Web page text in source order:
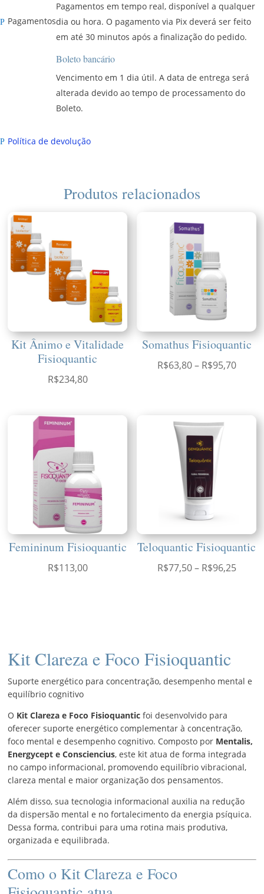
P Pagamentos
Pagamentos em tempo real, disponível a qualquer
dia ou hora. O pagamento via Pix deverá ser feito
em até 30 minutos após a finalização do pedido.
Boleto bancário
Vencimento em 1 dia útil. A data de entrega será
alterada devido ao tempo de processamento do
Boleto.
P Política de devolução
Produtos relacionados
Kit Ânimo e Vitalidade
Fisioquantic
R$234,80
Somathus Fisioquantic
R$63,80 – R$95,70Faixa
Femininum Fisioquantic
R$113,00
Teloquantic Fisioquantic
R$77,50 – R$96,25Faixa
Kit Clareza e Foco Fisioquantic
Suporte energético para concentração, desempenho mental e
equilíbrio cognitivo
O Kit Clareza e Foco Fisioquantic foi desenvolvido para
oferecer suporte energético complementar à concentração,
foco mental e desempenho cognitivo. Composto por Mentalis,
Energycept e Consciencius, este kit atua de forma integrada
no campo informacional, promovendo equilíbrio vibracional,
clareza mental e maior organização dos pensamentos.
Além disso, sua tecnologia informacional auxilia na redução
da dispersão mental e no fortalecimento da energia psíquica.
Dessa forma, contribui para uma rotina mais produtiva,
organizada e equilibrada.
Como o Kit Clareza e Foco